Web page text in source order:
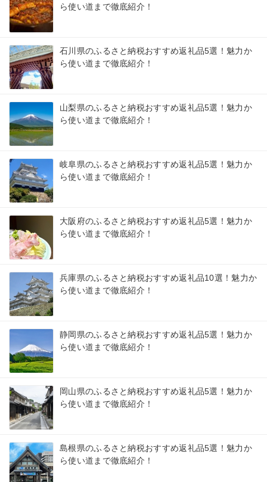
ら使い道まで徹底紹介！
石川県のふるさと納税おすすめ返礼品5選！魅力か
ら使い道まで徹底紹介！
山梨県のふるさと納税おすすめ返礼品5選！魅力か
ら使い道まで徹底紹介！
岐阜県のふるさと納税おすすめ返礼品5選！魅力か
ら使い道まで徹底紹介！
大阪府のふるさと納税おすすめ返礼品5選！魅力か
ら使い道まで徹底紹介！
兵庫県のふるさと納税おすすめ返礼品10選！魅力か
ら使い道まで徹底紹介！
静岡県のふるさと納税おすすめ返礼品5選！魅力か
ら使い道まで徹底紹介！
岡山県のふるさと納税おすすめ返礼品5選！魅力か
ら使い道まで徹底紹介！
島根県のふるさと納税おすすめ返礼品5選！魅力か
ら使い道まで徹底紹介！